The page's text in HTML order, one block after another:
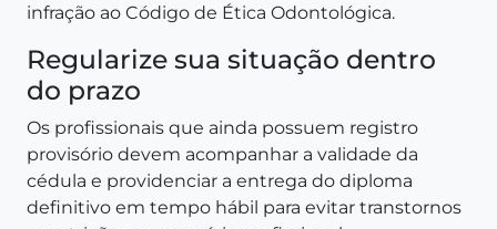
infração ao Código de Ética Odontológica.
Regularize sua situação dentro
do prazo
Os profissionais que ainda possuem registro
provisório devem acompanhar a validade da
cédula e providenciar a entrega do diploma
definitivo em tempo hábil para evitar transtornos